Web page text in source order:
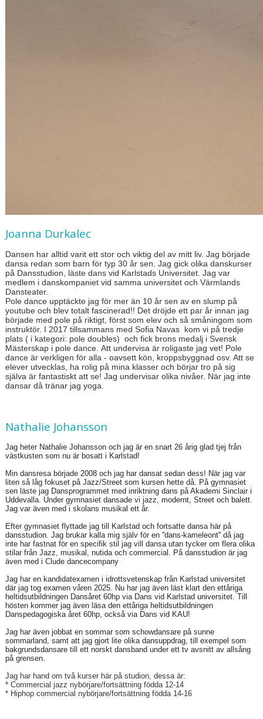
Joanna Durkalec
Dansen har alltid varit ett stor och viktig del av mitt liv. Jag började
dansa redan som barn för typ 30 år sen. Jag gick olika danskurser
på Dansstudion, läste dans vid Karlstads Universitet. Jag var
medlem i danskompaniet vid samma universitet och Värmlands
Dansteater.
Pole dance upptäckte jag för mer än 10 år sen av en slump på
youtube och blev totalt fascinerad!! Det dröjde ett par år innan jag
började med pole på riktigt, först som elev och så småningom som
instruktör. I 2017 tillsammans med Sofia Navas kom vi på tredje
plats ( i kategori: pole doubles) och fick brons medalj i Svensk
Mästerskap i pole dance. Att undervisa är roligaste jag vet! Pole
dance är verkligen för alla - oavsett kön, kroppsbyggnad osv. Att se
elever utvecklas, ha rolig på mina klasser och börjar tro på sig
själva är fantastiskt att se! Jag undervisar olika nivåer. När jag inte
dansar då tränar jag yoga.
Nathalie Johansson
Jag heter Nathalie Johansson och jag är en snart 26 årig glad tjej från
västkusten som nu är bosatt i Karlstad!
Min dansresa började 2008 och jag har dansat sedan dess! När jag var
liten så låg fokuset på Jazz/Street som kursen hette då. På gymnasiet
sen läste jag Dansprogrammet med inriktning dans på Akademi Sinclair i
Uddevalla. Under gymnasiet dansade vi jazz, modernt, Street och balett.
Jag var även med i skolans musikal ett år.
Efter gymnasiet flyttade jag till Karlstad och fortsatte dansa här på
dansstudion. Jag brukar kalla mig själv för en ''dans-kameleont'' då jag
inte har fastnat för en specifik stil jag vill dansa utan tycker om flera olika
stilar från Jazz, musikal, nutida och commercial. På dansstudion är jag
även med i Clude dancecompany
Jag har en kandidatexamen i idrottsvetenskap från Karlstad universitet
där jag tog examen våren 2025. Nu har jag även läst klart den ettåriga
heltidsutbildningen Dansåret 60hp via Dans vid Karlstad universitet. Till
hösten kommer jag även läsa den ettåriga heltidsutbildningen
Danspedagogiska året 60hp, också via Dans vid KAU!
Jag har även jobbat en sommar som schowdansare på sunne
sommarland, samt att jag gjort lite olika dansuppdrag, till exempel som
bakgrundsdansare till ett norskt dansband under ett tv avsnitt av allsång
på grensen.
Jag har hand om två kurser här på studion, dessa är:
* Commercial jazz nybörjare/fortsättning födda 12-14
* Hiphop commercial nybörjare/fortsättning födda 14-16